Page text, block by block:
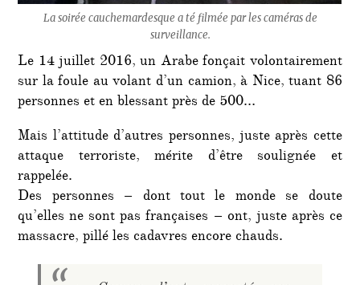
La soirée cauchemardesque a té filmée par les caméras de
surveillance.
Le 14 juillet 2016, un Arabe fonçait volontairement
sur la foule au volant d’un camion, à Nice, tuant 86
personnes et en blessant près de 500…
Mais l’attitude d’autres personnes, juste après cette
attaque terroriste, mérite d’être soulignée et
rappelée.
Des personnes – dont tout le monde se doute
qu’elles ne sont pas françaises – ont, juste après ce
massacre, pillé les cadavres encore chauds.